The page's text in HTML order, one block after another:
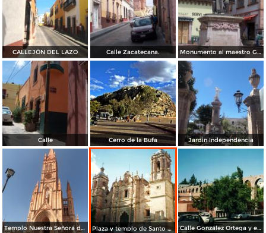
CALLEJÓN DEL LAZO Calle Zacatecana. Monumento al maestro Genaro Codina Fernández
Calle Cerro de la Bufa Jardin Independencia
Templo Nuestra Señora de Fátima Plaza y templo de Santo Domingo. Zacatecas. 2002 Calle González Ortega y el acueducto del Cubo. Zacatecas. 2002